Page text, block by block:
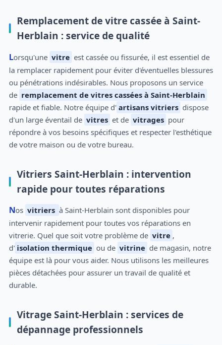
Remplacement de vitre cassée à Saint-
Herblain : service de qualité
Lorsqu'une vitre est cassée ou fissurée, il est essentiel de
la remplacer rapidement pour éviter d'éventuelles blessures
ou pénétrations indésirables. Nous proposons un service
de remplacement de vitres cassées à Saint-Herblain
rapide et fiable. Notre équipe d' artisans vitriers dispose
d'un large éventail de vitres et de vitrages pour
répondre à vos besoins spécifiques et respecter l'esthétique
de votre maison ou de votre bureau.
Vitriers Saint-Herblain : intervention
rapide pour toutes réparations
Nos vitriers à Saint-Herblain sont disponibles pour
intervenir rapidement pour toutes vos réparations en
vitrerie. Quel que soit votre problème de vitre ,
d' isolation thermique ou de vitrine de magasin, notre
équipe est là pour vous aider. Nous utilisons les meilleures
pièces détachées pour assurer un travail de qualité et
durable.
Vitrage Saint-Herblain : services de
dépannage professionnels